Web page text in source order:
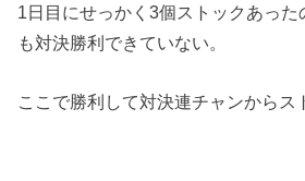
1日目にせっかく3個ストックあっ
も対決勝利できていない。
ここで勝利して対決連チャンからス